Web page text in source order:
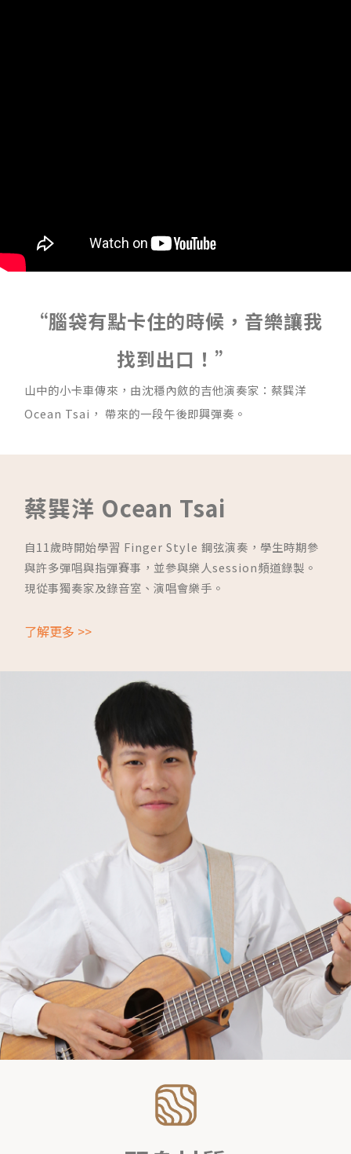
“腦袋有點卡住的時候，音樂讓我
找到出口！”
山中的小卡車傳來，由沈穩內斂的吉他演奏家：蔡巽洋
Ocean Tsai， 帶來的一段午後即興彈奏。
蔡巽洋 Ocean Tsai
自11歲時開始學習 Finger Style 鋼弦演奏，學生時期參
與許多彈唱與指彈賽事，並參與樂人session頻道錄製。
現從事獨奏家及錄音室、演唱會樂手。
了解更多 >>